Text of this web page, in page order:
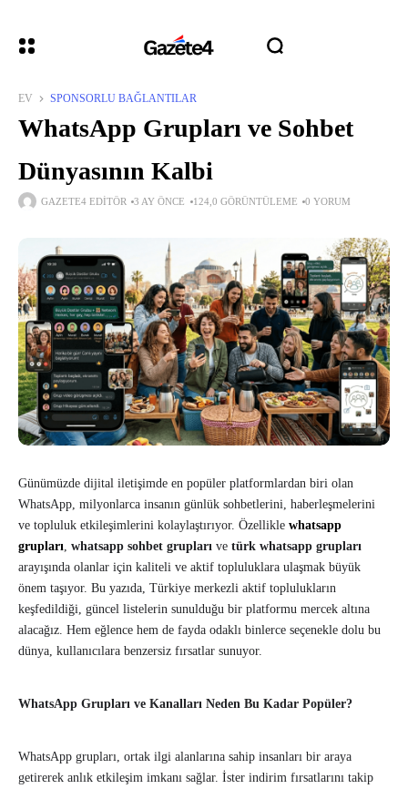
EV SPONSORLU BAĞLANTILAR
WhatsApp Grupları ve Sohbet
Dünyasının Kalbi
GAZETE4 EDITÖR 3 AY ÖNCE 124,0 GÖRÜNTÜLEME 0 YORUM
Günümüzde dijital iletişimde en popüler platformlardan biri olan
WhatsApp, milyonlarca insanın günlük sohbetlerini, haberleşmelerini
ve topluluk etkileşimlerini kolaylaştırıyor. Özellikle whatsapp
grupları, whatsapp sohbet grupları ve türk whatsapp grupları
arayışında olanlar için kaliteli ve aktif topluluklara ulaşmak büyük
önem taşıyor. Bu yazıda, Türkiye merkezli aktif toplulukların
keşfedildiği, güncel listelerin sunulduğu bir platformu mercek altına
alacağız. Hem eğlence hem de fayda odaklı binlerce seçenekle dolu bu
dünya, kullanıcılara benzersiz fırsatlar sunuyor.
WhatsApp Grupları ve Kanalları Neden Bu Kadar Popüler?
WhatsApp grupları, ortak ilgi alanlarına sahip insanları bir araya
getirerek anlık etkileşim imkanı sağlar. İster indirim fırsatlarını takip